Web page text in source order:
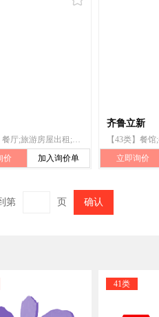
【43类】餐厅;旅游房屋出租;养老院;日间托儿所（看孩子）;动物寄养;出租椅子、桌子、桌布和玻璃器皿;咖啡馆;备办宴席;酒吧服务;快餐馆
价
加入询价单
齐鲁立新
立即询价
第 页 确认
41类